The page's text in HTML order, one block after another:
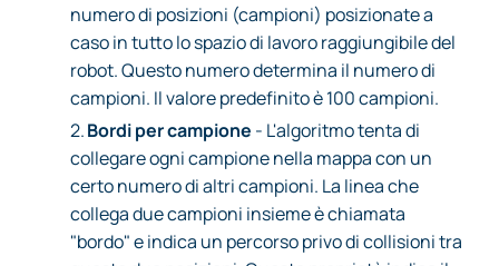
numero di posizioni (campioni) posizionate a
caso in tutto lo spazio di lavoro raggiungibile del
robot. Questo numero determina il numero di
campioni. Il valore predefinito è 100 campioni.
2.Bordi per campione - L'algoritmo tenta di
collegare ogni campione nella mappa con un
certo numero di altri campioni. La linea che
collega due campioni insieme è chiamata
"bordo" e indica un percorso privo di collisioni tra